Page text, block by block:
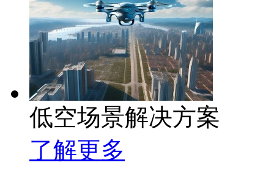
低空场景解决方案
了解更多